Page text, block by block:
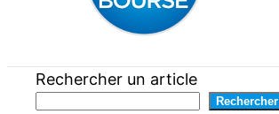
Rechercher un article
Rechercher